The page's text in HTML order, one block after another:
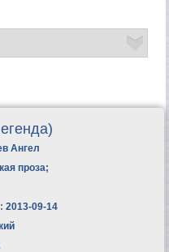
Ангел
проза;
2013-09-14